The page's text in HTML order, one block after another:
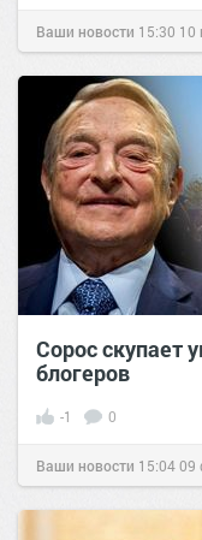
Ваши новости 15:30 10
Сорос скупает
блогеров
-1 0
Ваши новости 15:0409